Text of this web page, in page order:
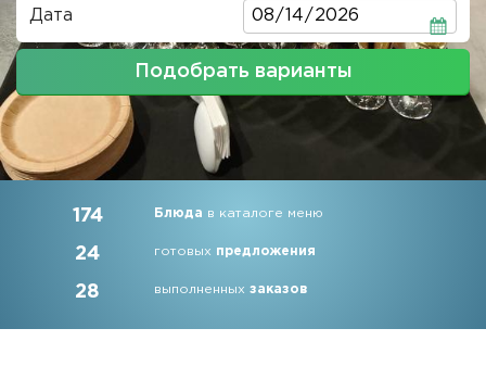
Дата Дата
Подобрать варианты
174 Блюда в каталоге меню
24 готовых предложения
28 выполненныхзаказов